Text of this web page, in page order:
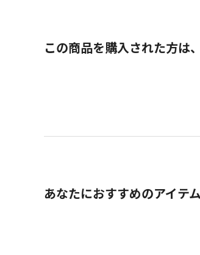
この商品を購入された方は
あなたにおすすめのアイテム